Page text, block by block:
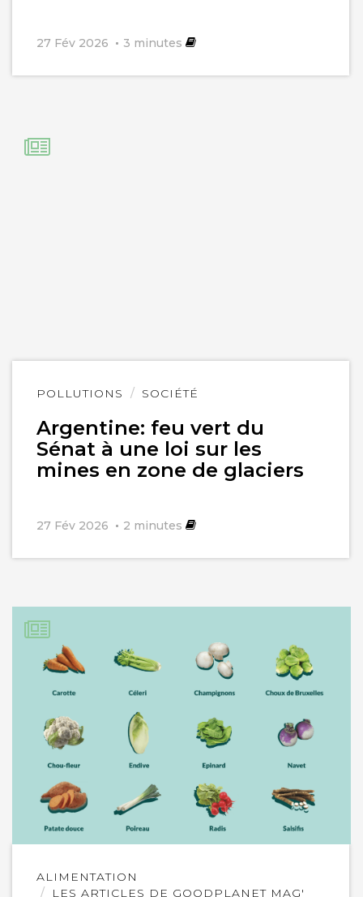
27 Fév 2026 3 minutes
POLLUTIONS SOCIÉTÉ
Argentine: feu vert du
Sénat à une loi sur les
mines en zone de glaciers
27 Fév 2026 2 minutes
Lire
ALIMENTATION
LES ARTICLES DE GOODPLANET MAG'
Lire
l'article